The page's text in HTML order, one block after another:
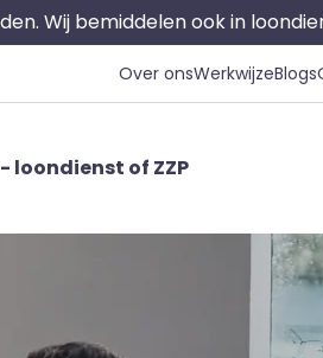
Wij bemiddelen ook in
Over onsWerkwijzeBlogs
loondienst of ZZP